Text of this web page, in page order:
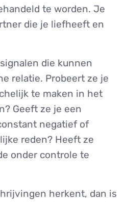
te worden. Je
die je liefheeft en
die kunnen
relatie. Probeert ze je
te maken in het
Geeft ze je een
negatief of
reden? Heeft ze
onder controle te
herkent, dan is